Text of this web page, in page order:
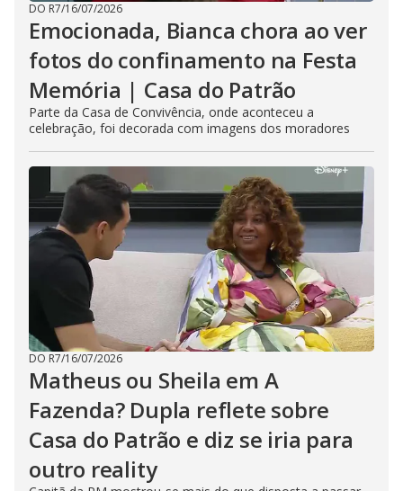
DO R7/16/07/2026
Emocionada, Bianca chora ao ver
fotos do confinamento na Festa
Memória | Casa do Patrão
Parte da Casa de Convivência, onde aconteceu a
celebração, foi decorada com imagens dos moradores
DO R7/16/07/2026
Matheus ou Sheila em A
Fazenda? Dupla reflete sobre
Casa do Patrão e diz se iria para
outro reality